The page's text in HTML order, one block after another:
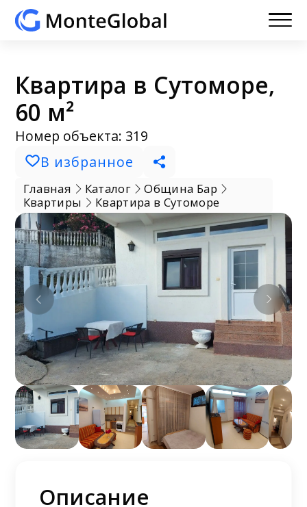
Квартира в Сутоморе,
60 м²
Номер объекта: 319
В избранное
Главная Каталог
Община Бар
Квартиры
Квартира в Сутоморе
Описание